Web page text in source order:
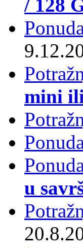
/ 128
mini
u